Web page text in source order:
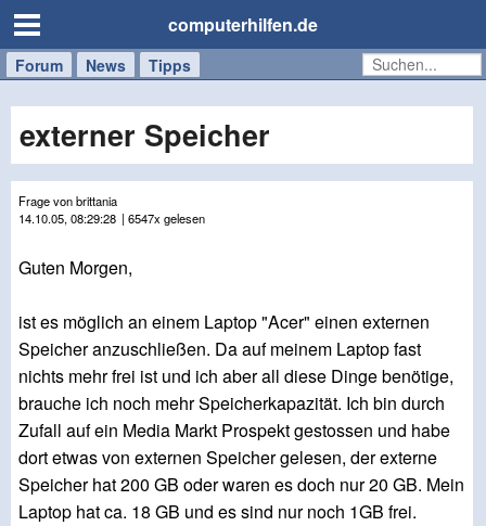
computerhilfen.de
Forum News Tipps
Handy
Tablet
Windows
Mac
externer Speicher
Frage von brittania
14.10.05, 08:29:28 | 6547x gelesen
Guten Morgen,
ist es möglich an einem Laptop "Acer" einen externen
Speicher anzuschließen. Da auf meinem Laptop fast
nichts mehr frei ist und ich aber all diese Dinge benötige,
brauche ich noch mehr Speicherkapazität. Ich bin durch
Zufall auf ein Media Markt Prospekt gestossen und habe
dort etwas von externen Speicher gelesen, der externe
Speicher hat 200 GB oder waren es doch nur 20 GB. Mein
Laptop hat ca. 18 GB und es sind nur noch 1GB frei.